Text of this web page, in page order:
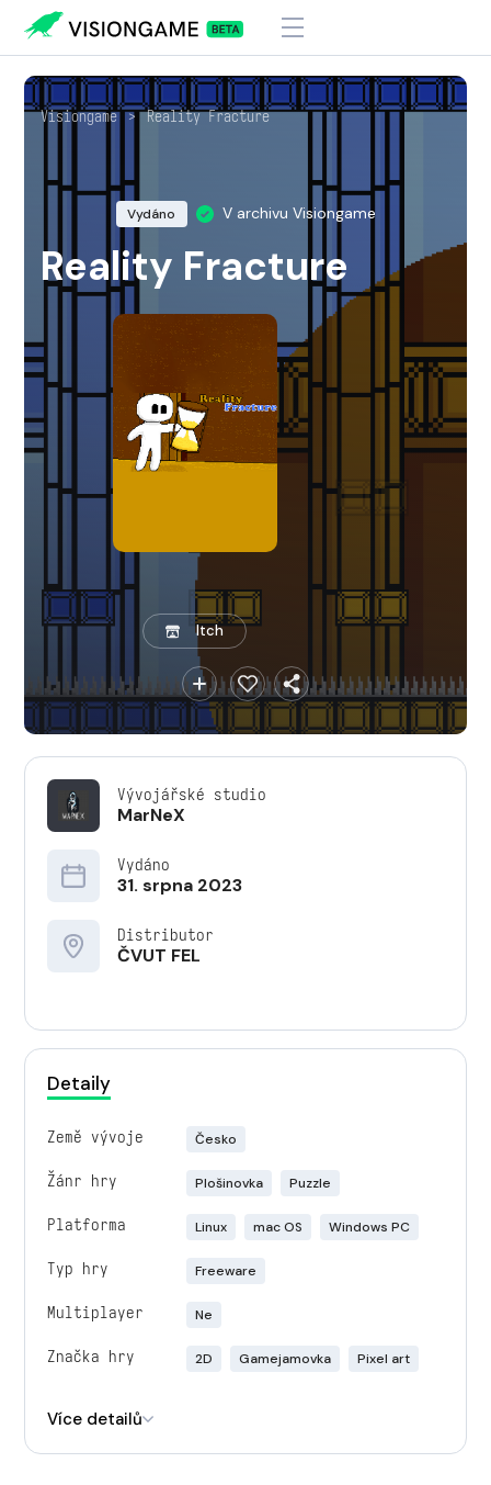
Visiongame > Reality Fracture
Vydáno V archivu Visiongame
Reality Fracture
Itch
Vývojářské studio
MarNeX
Vydáno
31. srpna 2023
Distributor
ČVUT FEL
Detaily
Země vývoje Česko
Žánr hry Plošinovka Puzzle
Platforma Linux mac OS Windows PC
Typ hry Freeware
Multiplayer Ne
Značka hry 2D Gamejamovka Pixel art
Více detailů